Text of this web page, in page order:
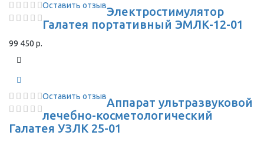
Оставить отзывЭлектростимулятор
Галатея портативный ЭМЛК-12-01
99 450 р.
Оставить отзывАппарат ультразвуковой
лечебно-косметологический
Галатея УЗЛК 25-01